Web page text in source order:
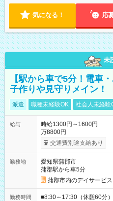
気になる！ 応
未
【駅から車で5分！電車
子作りや見守りメイン！
派遣 職種未経験OK 社会人未経験
給与
時給1300円～1600円 【
万8800円
交通費別途支給あり
勤務地
愛知県蒲郡市
蒲郡駅から車5分
蒲郡市内のデイサービス
勤務時間
■8:30～17:30（休憩60分